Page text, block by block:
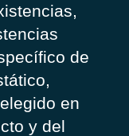
de
en
y del